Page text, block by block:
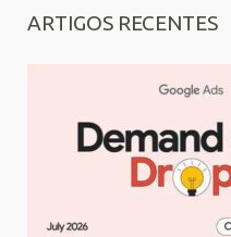
ARTIGOS RECENTES